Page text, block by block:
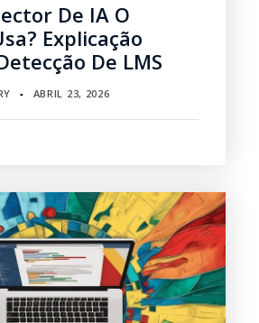
De IA O
Explicação
De LMS
▪ ABRIL 23, 2026